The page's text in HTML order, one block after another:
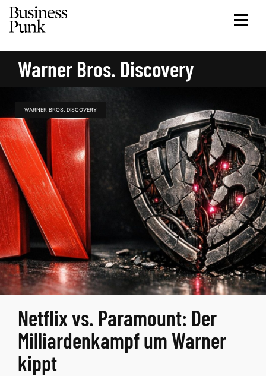
Warner Bros. Discovery
WARNER BROS. DISCOVERY
Netflix vs. Paramount: Der
Milliardenkampf um Warner
kippt